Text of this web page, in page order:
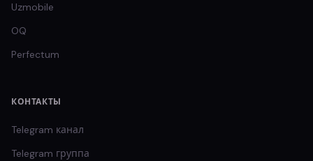
Uzmobile
OQ
Perfectum
КОНТАКТЫ
Telegram канал
Telegram группа